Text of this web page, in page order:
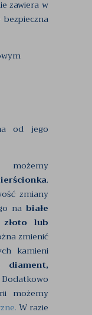
zawiera w
od jego
.
zmiany
na białe
złoto lub
zmienić
kamieni
diament,
Dodatkowo
możemy
W razie